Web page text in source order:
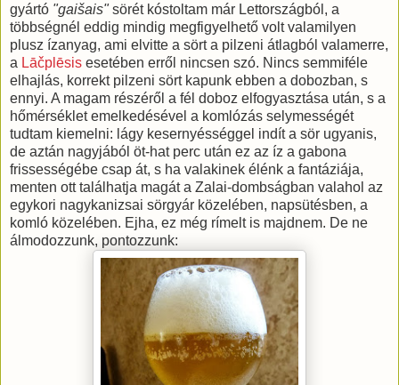
gyártó "gaišais"sörét kóstoltam már Lettországból, a
többségnél eddig mindig megfigyelhető volt valamilyen
plusz ízanyag, ami elvitte a sört a pilzeni átlagból valamerre,
a Lāčplēsis esetében erről nincsen szó. Nincs semmiféle
elhajlás, korrekt pilzeni sört kapunk ebben a dobozban, s
ennyi. A magam részéről a fél doboz elfogyasztása után, s a
hőmérséklet emelkedésével a komlózás selymességét
tudtam kiemelni: lágy kesernyésséggel indít a sör ugyanis,
de aztán nagyjából öt-hat perc után ez az íz a gabona
frissességébe csap át, s ha valakinek élénk a fantáziája,
menten ott találhatja magát a Zalai-dombságban valahol az
egykori nagykanizsai sörgyár közelében, napsütésben, a
komló közelében. Ejha, ez még rímelt is majdnem. De ne
álmodozzunk, pontozzunk: